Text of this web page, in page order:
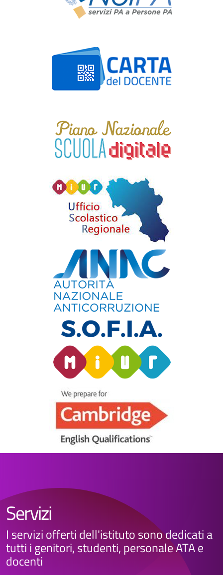
Servizi
I servizi offerti dell'istituto sono dedicati a
tutti i genitori, studenti, personale ATA e
docenti